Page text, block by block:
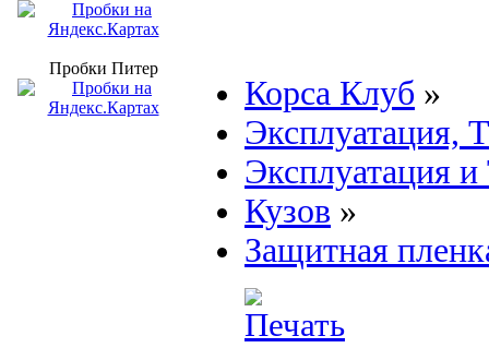
Пробки Питер
Корса Клуб »
Эксплуатация,
Эксплуатация
Кузов »
Защитная